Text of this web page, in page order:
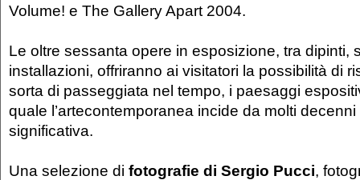
Volume! e The Gallery Apart 2004.
Le oltre sessanta opere in esposizione, tra dipinti,
installazioni, offriranno ai visitatori la possibilità di
sorta di passeggiata nel tempo, i paesaggi
quale l’artecontemporanea incide da molti
significativa.
Una selezione di fotografie di Sergio Pucci,